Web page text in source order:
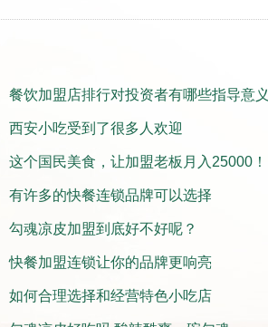
餐饮加盟店排行对投资者有哪些指导意义
西安小吃受到了很多人欢迎
这个国民美食，让加盟老板月入25000！
有许多的快餐连锁品牌可以选择
勾魂凉皮加盟到底好不好呢？
快餐加盟连锁让你的品牌更响亮
如何合理选择和经营特色小吃店